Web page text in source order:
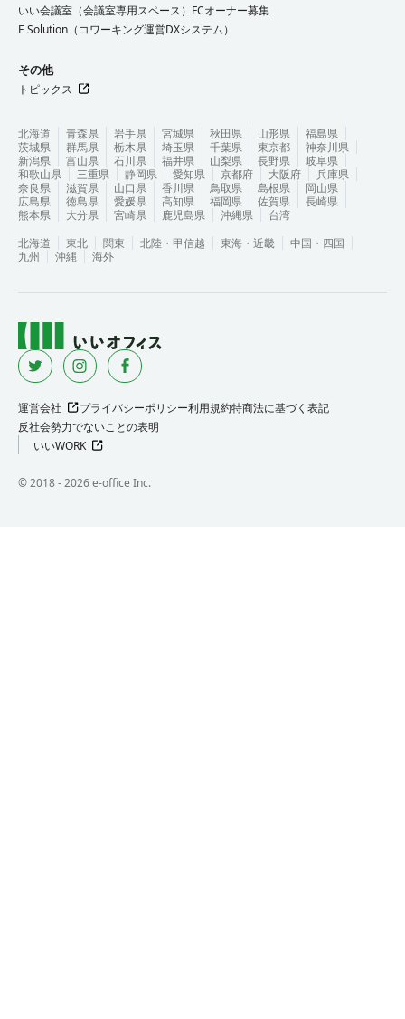
いい会議室（会議室専用スペース）FCオーナー募集
E Solution（コワーキング運営DXシステム）
その他
トピックス
北海道 青森県 岩手県 宮城県 秋田県 山形県
福島県
茨城県
群馬県 栃木県 埼玉県 千葉県 東京都
神奈川県
新潟県
富山県 石川県 福井県 山梨県 長野県
岐阜県
和歌山県
三重県 静岡県 愛知県 京都府 大阪府
兵庫県
奈良県
滋賀県 山口県 香川県 鳥取県 島根県
岡山県
広島県
徳島県 愛媛県 高知県 福岡県 佐賀県
長崎県
熊本県
大分県 宮崎県 鹿児島県 沖縄県
台湾
北海道
東北 関東 北陸・甲信越 東海・近畿
中国・四国
九州
沖縄 海外
運営会社 プライバシーポリシー利用規約特商法に基づく表記
反社会勢力でないことの表明
いいWORK
©︎ 2018 -2026e-office Inc.